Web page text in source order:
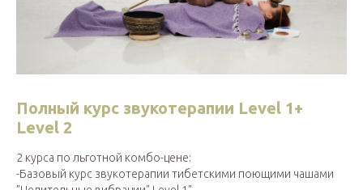
Полный курс звукотерапии Level 1+
Level 2
2 курса по льготной комбо-цене:
-Базовый курс звукотерапии тибетскими поющими чашами